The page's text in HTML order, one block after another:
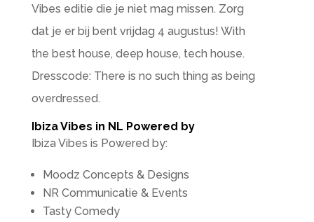
Vibes editie die je niet mag missen. Zorg
dat je er bij bent vrijdag 4 augustus! With
the best house, deep house, tech house.
Dresscode: There is no such thing as being
overdressed.
Ibiza Vibes in NL Powered by
Ibiza Vibes is Powered by:
Moodz Concepts & Designs
NR Communicatie & Events
Tasty Comedy